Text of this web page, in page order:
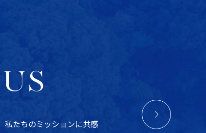
私たちのミッションに共感